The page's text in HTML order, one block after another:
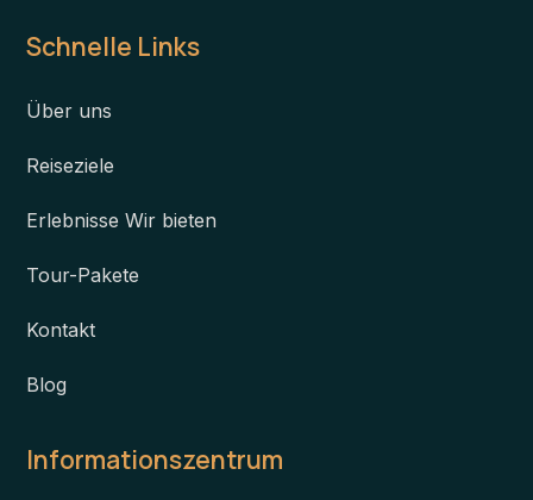
Schnelle Links
Über uns
Reiseziele
Erlebnisse Wir bieten
Tour-Pakete
Kontakt
Blog
Informationszentrum